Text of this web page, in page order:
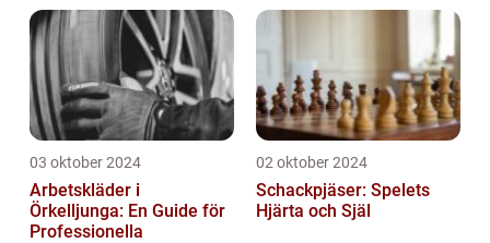
03 oktober 2024
Arbetskläder i
Örkelljunga: En Guide för
Professionella
02 oktober 2024
Schackpjäser: Spelets
Hjärta och Själ